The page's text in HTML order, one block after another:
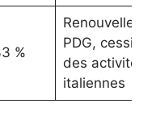
%
PDG, cession
des activités
italiennes